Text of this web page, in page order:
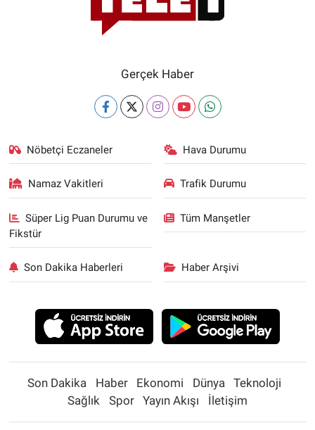
Gerçek Haber
Nöbetçi Eczaneler Hava Durumu
Namaz Vakitleri Trafik Durumu
Süper Lig Puan Durumu ve
Fikstür
Tüm Manşetler
Son Dakika Haberleri Haber Arşivi
Son Dakika Haber Ekonomi Dünya
Teknoloji
Sağlık
Spor Yayın Akışı İletişim